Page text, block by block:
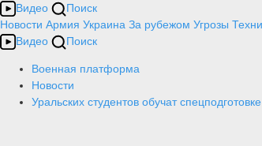
Видео
Поиск
Новости Армия Украина За рубежом Угрозы
Видео
Поиск
Военная платформа
Новости
Уральских студентов обучат